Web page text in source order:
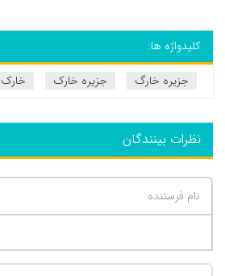
کلیدواژه ها:
جزیره خارگ
جزیره خارک خارک
نظرات بینندگان